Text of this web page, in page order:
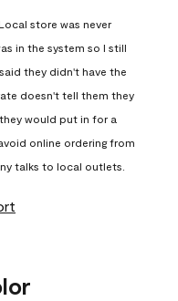
store was never
in the system so I still
they didn't have the
doesn't tell them they
would put in for a
online ordering from
talks to local outlets.